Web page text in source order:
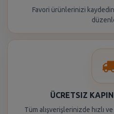
Favori ürünlerinizi
ÜCRETSIZ
Tüm alışverişlerinizde hızlı